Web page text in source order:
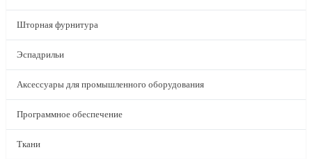
Шторная фурнитура
Эспадрильи
Аксессуары для промышленного оборудования
Программное обеспечение
Ткани